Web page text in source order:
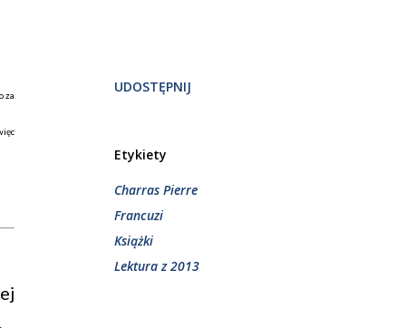
za UDOSTĘPNIJ
Etykiety
Charras Pierre
Francuzi
Książki
Lektura z 2013